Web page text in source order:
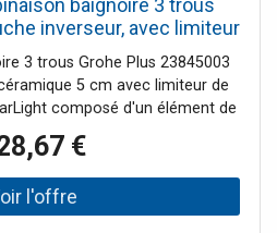
baignoire 3 trous
inverseur, avec limiteur
chrome
3 trous Grohe Plus 23845003
5 cm avec limiteur de
composé d'un élément de
à une main sans bec Euphoria
Cube 7 6 l / min Flexible de
mm tuyaux de raccordement
de douche intrinsèquement
€